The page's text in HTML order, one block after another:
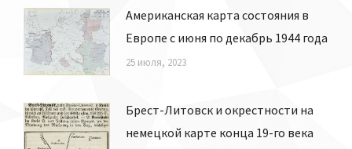
Американская карта состояния в
Европе с июня по декабрь 1944 года
25 июля, 2023
Брест-Литовск и окрестности на
немецкой карте конца 19-го века